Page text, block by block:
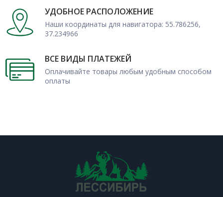
УДОБНОЕ РАСПОЛОЖЕНИЕ
Наши координаты для навигатора: 55.786256,
37.234966
ВСЕ ВИДЫ ПЛАТЕЖЕЙ
Оплачивайте товары любым удобным способом
оплаты